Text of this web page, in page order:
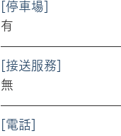
[停車場]
有
[接送服務]
無
[電話]